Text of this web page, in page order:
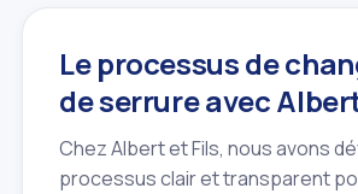
Le processus de
de serrure avec
Chez Albert et Fils, nous avons
processus clair et transparent